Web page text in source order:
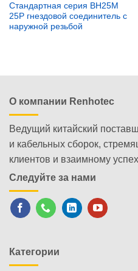
Стандартная серия BH25M
25P гнездовой соединитель с
наружной резьбой
О компании Renhotec
Ведущий китайский
и кабельных сборок,
клиентов и взаимному
Следуйте за нами
Категории